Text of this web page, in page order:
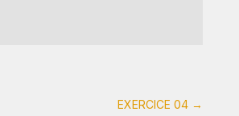
EXERCICE 04 →